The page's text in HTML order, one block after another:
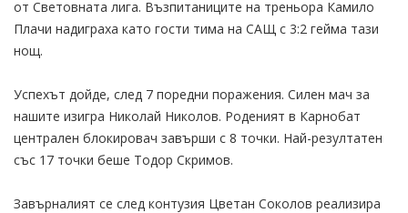
от Световната лига. Възпитаниците на треньора Камило
Плачи надиграха като гости тима на САЩ с 3:2 гейма тази
нощ.
Успехът дойде, след 7 поредни поражения. Силен мач за
нашите изигра Николай Николов. Роденият в Карнобат
централен блокировач завърши с 8 точки. Най-резултатен
със 17 точки беше Тодор Скримов.
Завърналият се след контузия Цветан Соколов реализира